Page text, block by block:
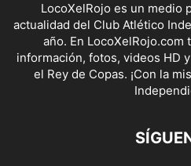
LocoXelRojo es un medio
actualidad del Club Atlético
año. En LocoXelRojo.com
información, fotos, videos HD
el Rey de Copas. ¡Con la